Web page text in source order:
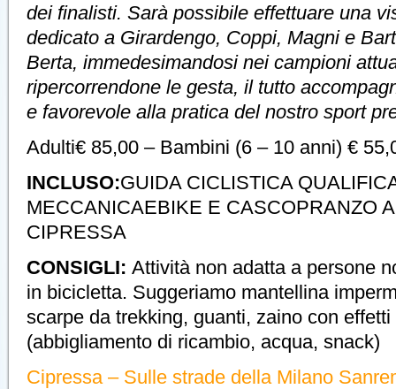
dei finalisti. Sarà possibile effettuare una
dedicato a Girardengo, Coppi, Magni e
Berta, immedesimandosi nei campioni
ripercorrendone le gesta, il tutto
e favorevole alla pratica del nostro sport
Adulti€ 85,00 – Bambini (6 – 10 anni) €
INCLUSO:GUIDA CICLISTICA
MECCANICAEBIKE E CASCOPRANZO
CIPRESSA
CONSIGLI: Attività non adatta a persone
in bicicletta. Suggeriamo mantellina
scarpe da trekking, guanti, zaino con
(abbigliamento di ricambio, acqua, snack)
Cipressa – Sulle strade della Milano